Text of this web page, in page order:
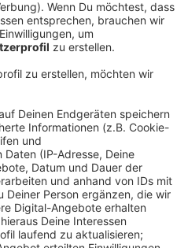
eine oder andere kuriose
Beispiel inzwischen Autos
an, wenn man
Zeitraum im Jahr
Tenhagen,
im Interview mit uns.
die nur noch wenige
und nur in der Zeit ein
im Monat für das Auto